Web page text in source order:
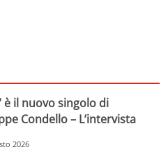
è il nuovo singolo di
Condello – L’intervista
2026